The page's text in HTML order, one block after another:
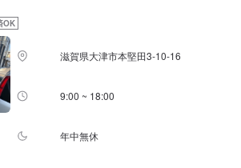
OK
滋賀県大津市本堅田3-10-16
9:00 ~ 18:00
年中無休